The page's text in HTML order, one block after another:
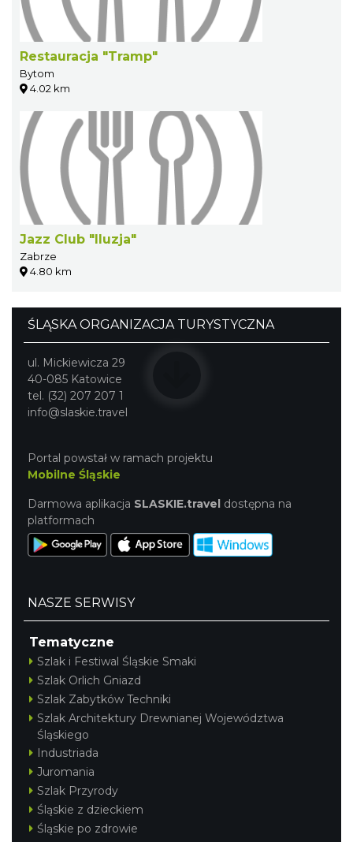
Restauracja "Tramp"
Bytom
4.02 km
Jazz Club "Iluzja"
Zabrze
4.80 km
ŚLĄSKA ORGANIZACJA TURYSTYCZNA
ul. Mickiewicza 29
40-085 Katowice
tel. (32) 207 207 1
info@slaskie.travel
Portal powstał w ramach projektu
Mobilne Śląskie
Darmowa aplikacja SLASKIE.travel dostępna na
platformach
NASZE SERWISY
Tematyczne
Szlak i Festiwal Śląskie Smaki
Szlak Orlich Gniazd
Szlak Zabytków Techniki
Szlak Architektury Drewnianej Województwa
Śląskiego
Industriada
Juromania
Szlak Przyrody
Śląskie z dzieckiem
Śląskie po zdrowie